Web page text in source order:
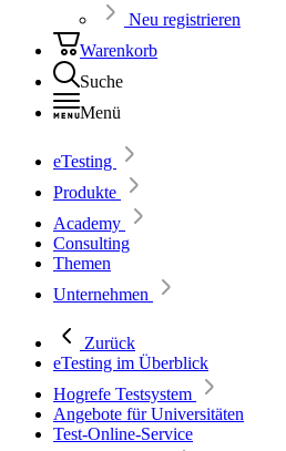
Neu registrieren
Warenkorb
Suche
Menü
eTesting
Produkte
Academy
Consulting
Themen
Unternehmen
Zurück
eTesting im Überblick
Hogrefe Testsystem
Angebote für Universitäten
Test-Online-Service